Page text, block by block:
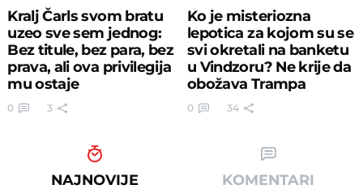
Kralj Čarls svom bratu
uzeo sve sem jednog:
Bez titule, bez para, bez
prava, ali ova privilegija
mu ostaje
0 3
Ko je misteriozna
lepotica za kojom su se
svi okretali na banketu
u Vindzoru? Ne krije da
obožava Trampa
0 34
NAJNOVIJE KOMENTARI